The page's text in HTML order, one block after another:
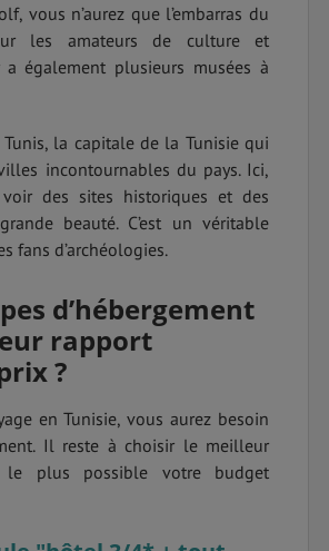
vous n’aurez que l’embarras du
les amateurs de culture et
a également plusieurs musées à
la capitale de la Tunisie qui
incontournables du pays. Ici,
des sites historiques et des
beauté. C’est un véritable
fans d’archéologies.
d’hébergement
rapport
?
en Tunisie, vous aurez besoin
Il reste à choisir le meilleur
le plus possible votre budget